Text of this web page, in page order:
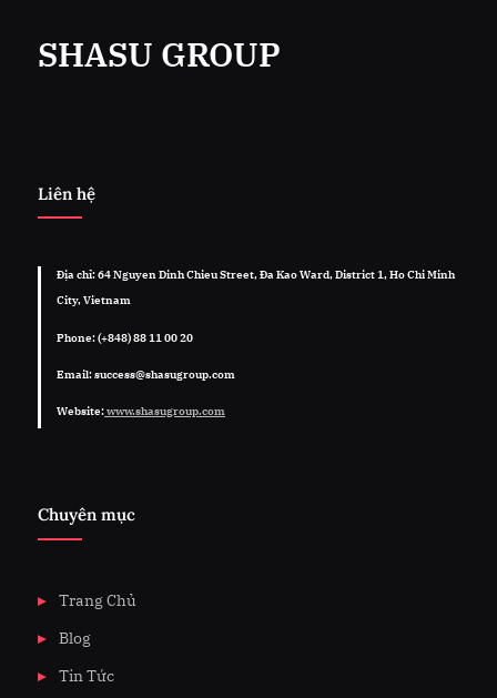
SHASU GROUP
Liên hệ
Địa chỉ: 64 Nguyen Dinh Chieu Street, Đa Kao Ward, District 1, Ho Chi Minh
City, Vietnam
Phone: (+848) 88 11 00 20
Email: success@shasugroup.com
Website:www.shasugroup.com
Chuyên mục
Trang Chủ
Blog
Tin Tức